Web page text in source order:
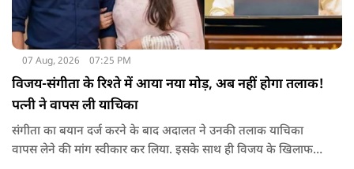
07 Aug, 2026 07:25 PM
विजय-संगीता के रिश्ते में आया नया मोड़, अब नहीं होगा तलाक!
पत्नी ने वापस ली याचिका
संगीता का बयान दर्ज करने के बाद अदालत ने उनकी तलाक याचिका
वापस लेने की मांग स्वीकार कर लिया. इसके साथ ही विजय के खिलाफ